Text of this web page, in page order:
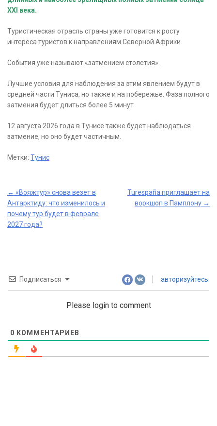
XXI века.
Туристическая отрасль страны уже готовится к росту
интереса туристов к направлениям Северной Африки.
События уже называют «затмением столетия».
Лучшие условия для наблюдения за этим явлением будут в
средней части Туниса, но также и на побережье. Фаза полного
затмения будет длиться более 5 минут
12 августа 2026 года в Тунисе также будет наблюдаться
затмение, но оно будет частичным.
Метки: Тунис
Post
navigation
← «Вояжтур» снова везет в
Антарктиду: что изменилось и
почему тур будет в феврале
2027 года?
Turespaña приглашает на
воркшоп в Памплону →
Подписаться авторизуйтесь
Please login to comment
0 КОММЕНТАРИЕВ